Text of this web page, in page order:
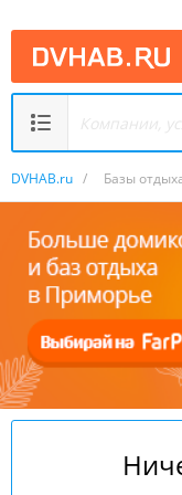
DVHAB.ru / Базы